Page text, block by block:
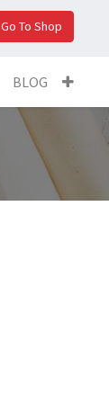
Go To Shop
BLOG